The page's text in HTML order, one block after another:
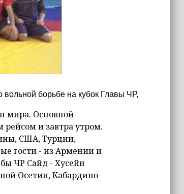
борьбе на кубок Главы ЧР,
мира. Основной
и завтра утром.
США, Турции,
гости - из Армении и
ЧР Сайд - Хусейн
Осетии, Кабардино-